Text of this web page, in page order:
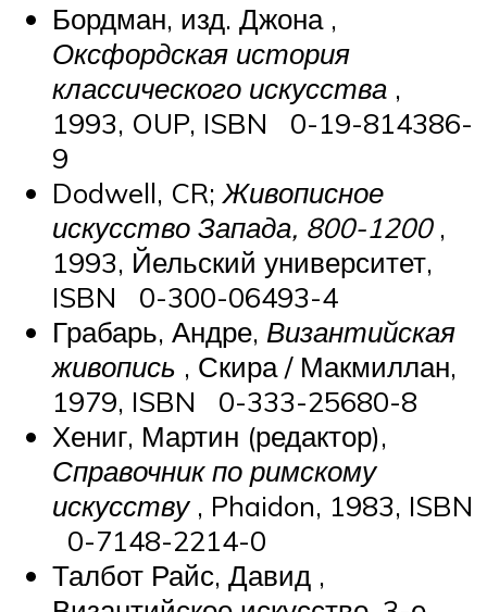
Бордман, изд. Джона,
Оксфордская история
классического искусства ,
1993, OUP, ISBN 0-19-814386-
9
Dodwell, CR; Живописное
искусство Запада, 800-1200 ,
1993, Йельский университет,
ISBN 0-300-06493-4
Грабарь, Андре, Византийская
живопись , Скира / Макмиллан,
1979, ISBN 0-333-25680-8
Хениг, Мартин (редактор),
Справочник по римскому
искусству , Phaidon, 1983, ISBN
0-7148-2214-0
Талбот Райс, Давид ,